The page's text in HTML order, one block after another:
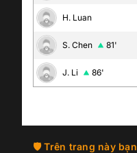
H. Luan
S. Chen 81'
J. Li 86'
Trên trang này